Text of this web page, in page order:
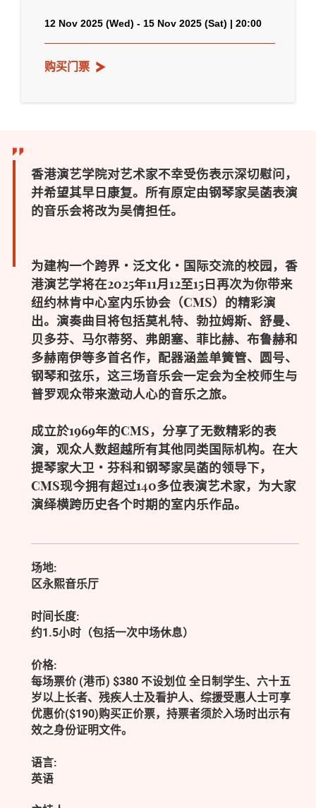
12 Nov 2025 (Wed) - 15 Nov 2025 (Sat) | 20:00
购买门票
香港演艺学院对艺术家不幸受伤表示深切慰问，
并希望其早日康复。所有原定由钢琴家吴菡表演
的音乐会将改为吴倩担任。
为建构一个跨界 ・泛文化 ・ 国际交流的校园，香
港演艺学将在2025年11月12至15日再次为你带来
纽约林肯中心室内乐协会（CMS）的精彩演
出。演奏曲目将包括莫札特、勃拉姆斯、舒曼、
贝多芬、马尔蒂努、弗朗塞、菲比赫、布鲁赫和
多赫南伊等多首名作，配器涵盖单簧管、圆号、
钢琴和弦乐，这三场音乐会一定会为全校师生与
普罗观众带来激动人心的音乐之旅。
成立於1969年的CMS，分享了无数精彩的表
演，观众人数超越所有其他同类国际机构。在大
提琴家大卫・芬科和钢琴家吴菡的领导下，
CMS现今拥有超过140多位表演艺术家，为大家
演绎横跨历史各个时期的室内乐作品。
场地:
区永熙音乐厅
时间长度:
约1.5小时（包括一次中场休息）
价格:
每场票价 (港币) $380 不设划位 全日制学生、六十五
岁以上长者、残疾人士及看护人、综援受惠人士可享
优惠价($190)购买正价票，持票者须於入场时出示有
效之身份证明文件。
语言:
英语